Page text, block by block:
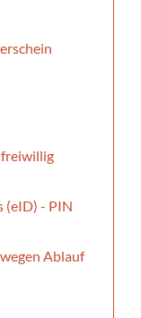
(eID) - PIN
Ablauf